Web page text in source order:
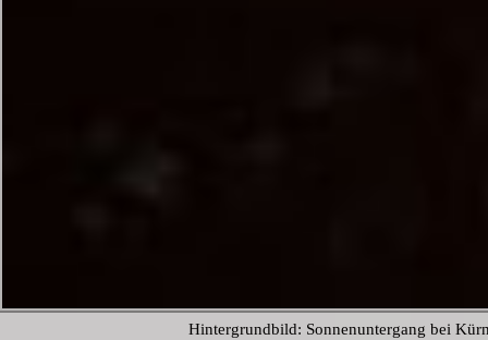
Hintergrundbild: Sonnenuntergang bei